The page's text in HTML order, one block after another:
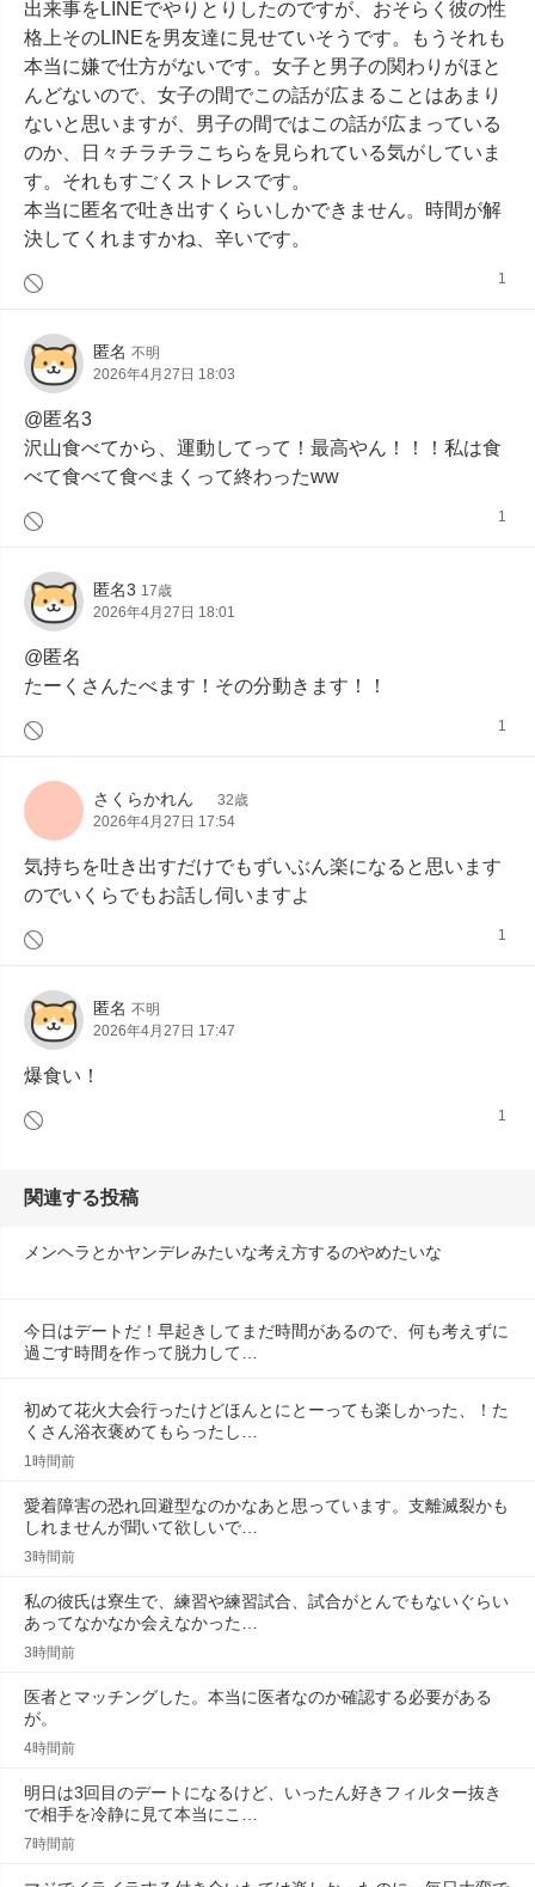
出来事をLINEでやりとりしたのですが、おそらく彼の性
格上そのLINEを男友達に見せていそうです。もうそれも
本当に嫌で仕方がないです。女子と男子の関わりがほと
んどないので、女子の間でこの話が広まることはあまり
ないと思いますが、男子の間ではこの話が広まっている
のか、日々チラチラこちらを見られている気がしていま
す。それもすごくストレスです。
本当に匿名で吐き出すくらいしかできません。時間が解
決してくれますかね、辛いです。
1
匿名 不明
2026年4月27日 18:03
@匿名3
沢山食べてから、運動してって！最高やん！！！私は食
べて食べて食べまくって終わったww
1
匿名3 17歳
2026年4月27日 18:01
@匿名
たーくさんたべます！その分動きます！！
1
さくらかれん
32歳
2026年4月27日 17:54
気持ちを吐き出すだけでもずいぶん楽になると思います
のでいくらでもお話し伺いますよ
1
匿名 不明
2026年4月27日 17:47
爆食い！
1
関連する投稿
メンヘラとかヤンデレみたいな考え方するのやめたいな
今日はデートだ！早起きしてまだ時間があるので、何も考えずに
過ごす時間を作って脱力して…
初めて花火大会行ったけどほんとにとーっても楽しかった、！た
くさん浴衣褒めてもらったし…
1時間前
愛着障害の恐れ回避型なのかなあと思っています。支離滅裂かも
しれませんが聞いて欲しいで…
3時間前
私の彼氏は寮生で、練習や練習試合、試合がとんでもないぐらい
あってなかなか会えなかった…
3時間前
医者とマッチングした。本当に医者なのか確認する必要がある
が。
4時間前
明日は3回目のデートになるけど、いったん好きフィルター抜き
で相手を冷静に見て本当にこ…
7時間前